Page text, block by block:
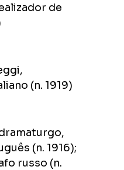
de
(n. 1919)
(n. 1916);
russo (n.